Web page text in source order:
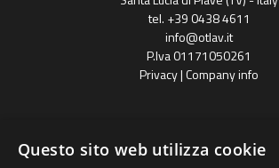
tel. +39 0438 4611
info@otlav.it
P.Iva 01171050261
Privacy|Company info
Questo sito web utilizza cookie